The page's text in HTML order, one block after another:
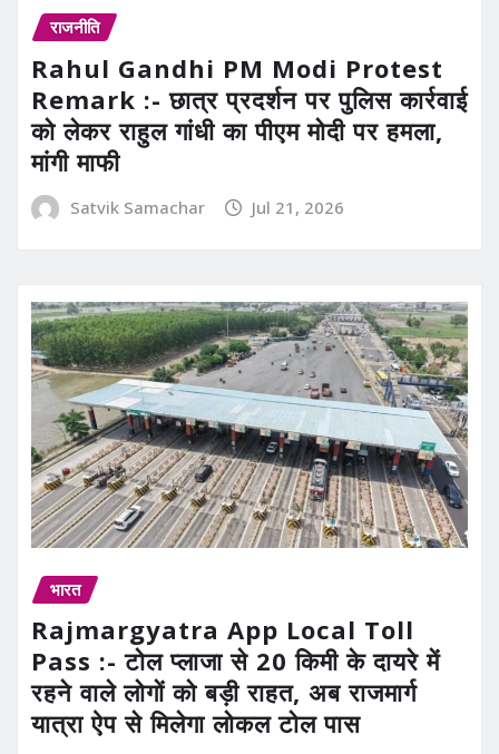
राजनीति
Rahul Gandhi PM Modi Protest
Remark :- छात्र प्रदर्शन पर पुलिस कार्रवाई
को लेकर राहुल गांधी का पीएम मोदी पर हमला,
मांगी माफी
Satvik Samachar Jul 21, 2026
भारत
Rajmargyatra App Local Toll
Pass :- टोल प्लाजा से 20 किमी के दायरे में
रहने वाले लोगों को बड़ी राहत, अब राजमार्ग
यात्रा ऐप से मिलेगा लोकल टोल पास